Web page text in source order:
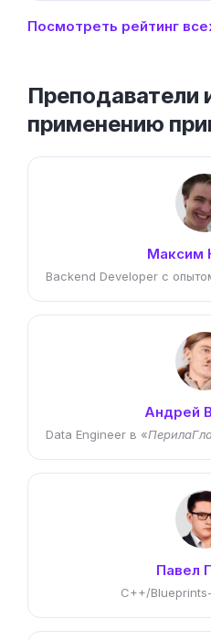
Посмотреть рейтинг
Преподаватели
применению
Максим
Backend Developer с
Андрей
Data Engineer в «
Павел
C++/